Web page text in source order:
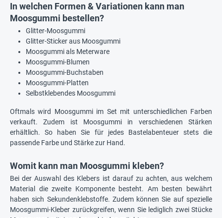
In welchen Formen & Variationen kann man
Moosgummi bestellen?
Glitter-Moosgummi
Glitter-Sticker aus Moosgummi
Moosgummi als Meterware
Moosgummi-Blumen
Moosgummi-Buchstaben
Moosgummi-Platten
Selbstklebendes Moosgummi
Oftmals wird Moosgummi im Set mit unterschiedlichen Farben
verkauft. Zudem ist Moosgummi in verschiedenen Stärken
erhältlich. So haben Sie für jedes Bastelabenteuer stets die
passende Farbe und Stärke zur Hand.
Womit kann man Moosgummi kleben?
Bei der Auswahl des Klebers ist darauf zu achten, aus welchem
Material die zweite Komponente besteht. Am besten bewährt
haben sich Sekundenklebstoffe. Zudem können Sie auf spezielle
Moosgummi-Kleber zurückgreifen, wenn Sie lediglich zwei Stücke